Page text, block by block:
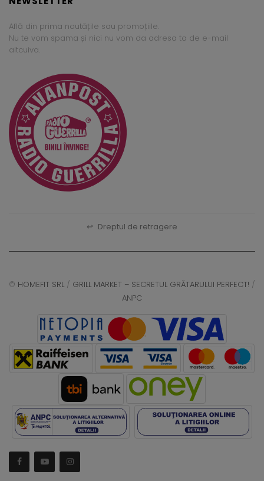
Află din prima noutățile sau promoțiile.
Nu te vom spama și nici nu vom da adresa ta de e-mail
altcuiva.
↩ Dreptul de retragere
© HOMEFIT SRL / GRILL MARKET – SECRETUL GRĂTARULUI PERFECT! /
ANPC